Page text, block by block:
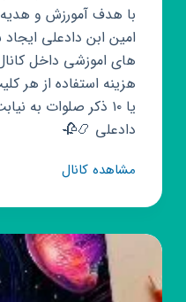
با هدف آمورزش و
امین ابن دادعلی
های اموزشی داخل
هزینه استفاده از هر
یا ۱۰ ذکر صلوات به
دادعلی 📿🥀
مشاهده کانالکانال
اموزش
رایگان
هنر
جنوب